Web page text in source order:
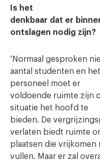
Is het
denkbaar dat er
ontslagen nodig zijn?
‘Normaal gesproken
aantal studenten en
personeel moet er
voldoende ruimte zijn
situatie het hoofd te
bieden. De
verlaten biedt ruimte
plaatsen die
vullen. Maar er zal